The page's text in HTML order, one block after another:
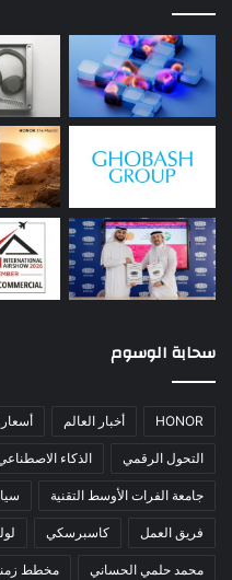
سحابة الوسوم
HONOR أخبار العالم
التحول الرقمي الذكاء
جامعة الفرات الأوسط التقنية
فريق العمل كاسبرسكي
محمد حلمي الحساني مخطط